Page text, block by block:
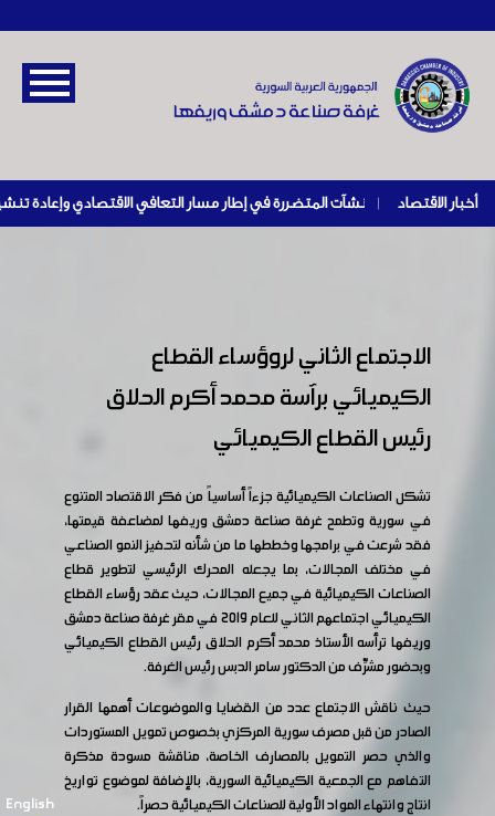
أخبار الاقتصاد |
English
الاجتماع الثاني لروؤساء القطاع
الكيميائي برآسة محمد أكرم الحلاق
رئيس القطاع الكيميائي
تشكل الصناعات الكيميائية جزءاً أساسياً من فكر الاقتصاد المتنوع
في سورية وتطمح غرفة صناعة دمشق وريفها لمضاعفة قيمتها،
فقد شرعت في برامجها وخططها ما من شأنه لتحفيز النمو الصناعي
في مختلف المجالات، بما يجعله المحرك الرئيسي لتطوير قطاع
الصناعات الكيميائية في جميع المجالات، حيث عقد رؤساء القطاع
الكيميائي اجتماعهم الثاني للعام 2019 في مقر غرفة صناعة دمشق
وريفها ترأسه الأستاذ محمد أكرم الحلاق رئيس القطاع الكيميائي
وبحضور مشرِّف من الدكتور سامر الدبس رئيس الغرفة.
حيث ناقش الاجتماع عدد من القضايا والموضوعات أهمها القرار
الصادر من قبل مصرف سورية المركزي بخصوص تمويل المستوردات
والذي حصر التمويل بالمصارف الخاصة، مناقشة مسودة مذكرة
التفاهم مع الجمعية الكيميائية السورية، بالإضافة لموضوع تواريخ
انتاج وانتهاء المواد الأولية للصناعات الكيميائية حصراً.